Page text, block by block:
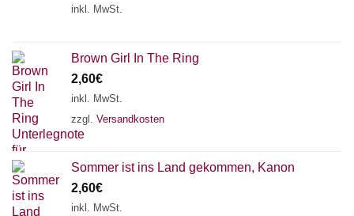
inkl. MwSt.
Brown Girl In The Ring
2,60€
inkl. MwSt.
zzgl. Versandkosten
Sommer ist ins Land gekommen, Kanon
2,60€
inkl. MwSt.